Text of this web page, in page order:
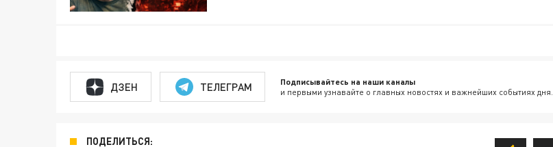
ДЗЕН ТЕЛЕГРАМ Подписывайтесь на наши каналы
и первыми узнавайте о главных новостях и важнейших событиях дня.
ПОДЕЛИТЬСЯ: